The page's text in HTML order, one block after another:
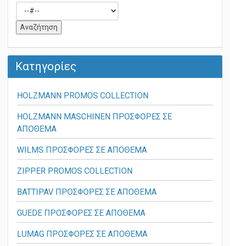
Κατηγορίες
HOLZMANN PROMOS COLLECTION
HOLZMANN MASCHINEN ΠΡΟΣΦΟΡΕΣ ΣΕ
ΑΠΟΘΕΜΑ
WILMS ΠΡΟΣΦΟΡΕΣ ΣΕ ΑΠΟΘΕΜΑ
ZIPPER PROMOS COLLECTION
BATTIPAV ΠΡΟΣΦΟΡΕΣ ΣΕ ΑΠΟΘΕΜΑ
GUEDE ΠΡΟΣΦΟΡΕΣ ΣΕ ΑΠΟΘΕΜΑ
LUMAG ΠΡΟΣΦΟΡΕΣ ΣΕ ΑΠΟΘΕΜΑ